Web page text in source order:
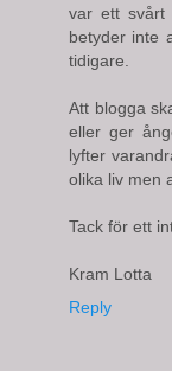
var ett svårt
betyder inte
tidigare.
Att blogga
eller ger
lyfter
olika liv men
Tack för ett
Kram Lotta
Reply